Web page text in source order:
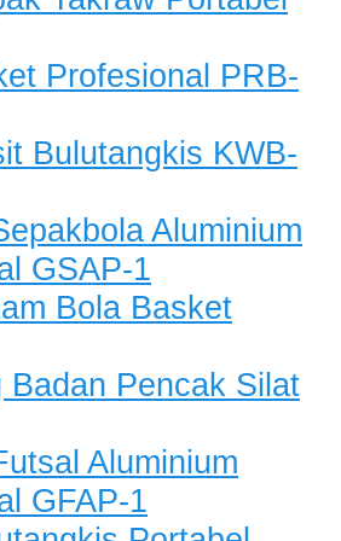
Profesional PRB-
Bulutangkis KWB-
Aluminium
GSAP-1
Bola Basket
Badan Pencak Silat
Aluminium
GFAP-1